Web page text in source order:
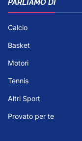
PARLIAMO DI
Calcio
Basket
Motori
Tennis
Altri Sport
Provato per te